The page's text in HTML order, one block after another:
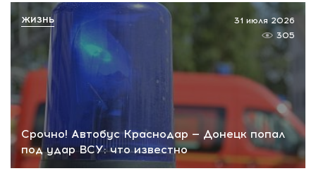
Срочно! Автобус Краснодар — Донецк попал
под удар ВСУ: что известно
31 июля 2026
305
ЖИЗНЬ